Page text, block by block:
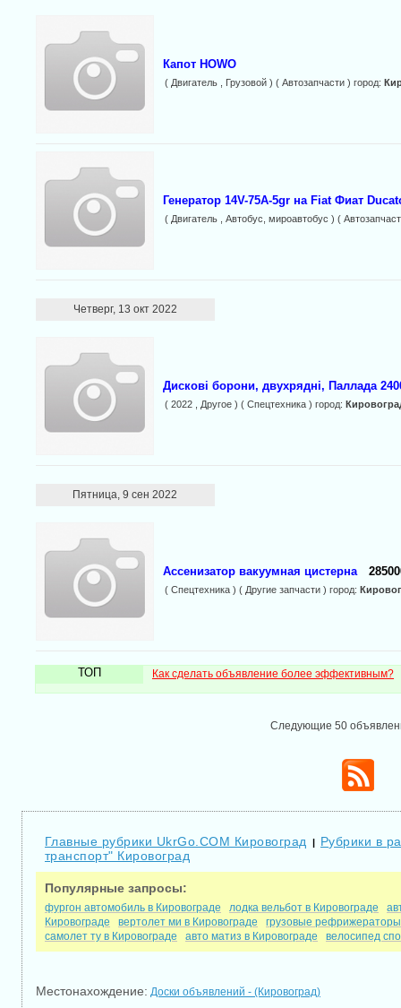
Капот HOWO
( Двигатель , Грузовой ) ( Автозапчасти ) город:
Генератор 14V-75A-5gr на Fiat Фиат
( Двигатель , Автобус, мироавтобус ) (
Четверг, 13 окт 2022
Дискові борони, двухрядні, Паллада
( 2022 , Другое ) ( Спецтехника ) город:
Пятница, 9 сен 2022
Ассенизатор вакуумная цистерна
( Спецтехника ) ( Другие запчасти ) город:
ТОП Как сделать объявление более эффективным?
Следующие 50
Главные рубрики UkrGo.COM Кировоград | Рубрики в
транспорт" Кировоград
Популярные запросы:
фургон автомобиль в Кировограде лодка вельбот в Кировограде
Кировограде
вертолет ми в Кировограде
грузовые
самолет ту в Кировограде
авто матиз в Кировограде велосипед
Местонахождение: Доски объявлений - (Кировоград)